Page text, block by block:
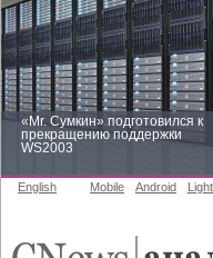
«Mr. Сумкин» подготовился к
прекращению поддержки
WS2003
English Mobile Android Light